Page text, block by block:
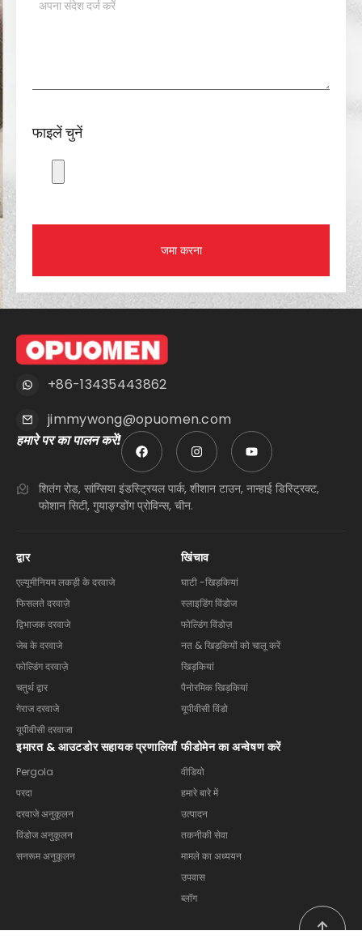
फाइलें चुनें
जमा करना
+86-13435443862
jimmywong@opuomen.com
हमारे पर का पालन करें!
शितंग रोड, सांग्सिया इंडस्ट्रियल पार्क, शीशान टाउन, नान्हाई डिस्ट्रिक्ट,
फोशान सिटी, गुयाङ्ग्डोंग प्रोविन्स, चीन.
द्वार
एल्यूमीनियम लकड़ी के दरवाजे
फिसलते दरवाज़े
द्विभाजक दरवाजे
जेब के दरवाजे
फोल्डिंग दरवाज़े
चतुर्थ द्वार
गेराज दरवाजे
यूपीवीसी दरवाजा
खिंचाव
घाटी -खिड़कियां
स्लाइडिंग विंडोज
फोल्डिंग विंडोज़
नत & खिड़कियों को चालू करें
खिड़कियां
पैनोरमिक खिड़कियां
यूपीवीसी विंडो
इमारत & आउटडोर सहायक प्रणालियाँ
Pergola
परदा
दरवाजे अनुकूलन
विंडोज अनुकूलन
सनरूम अनुकूलन
फीडोमेन का अन्वेषण करें
वीडियो
हमारे बारे में
उत्पादन
तकनीकी सेवा
मामले का अध्ययन
उपवास
ब्लॉग